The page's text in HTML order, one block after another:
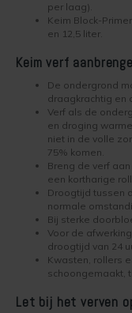
Wat is afwasbare muurverf
Muur Impregneren
Onderhoud bij Keim verf
Spuiten van Keim verf
Buitenmuur verf kiezen
Design Lasur
Eco-paint-Stripper
Lignosil Color
Lignosil HRP
Lignosil Inco
Lignosil Inco DL
per laag).
Keim Block-
en 12,5 liter.
Keim verf
De ondergrond
draagkrachtig en
Verf als de
en droging
niet in de volle
75% komen.
Breng de verf
een kortharige
Droogtijd tussen
normale
Bij sterke
Voor de
droogtijd van 24
Kwasten, rollers
schoongemaakt,
Let bij het verven